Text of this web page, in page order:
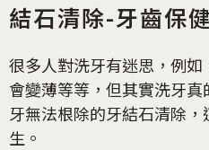
結石清除-牙齒保健
很多人對洗牙有迷思，例
會變薄等等，但其實洗牙
牙無法根除的牙結石清除
生。